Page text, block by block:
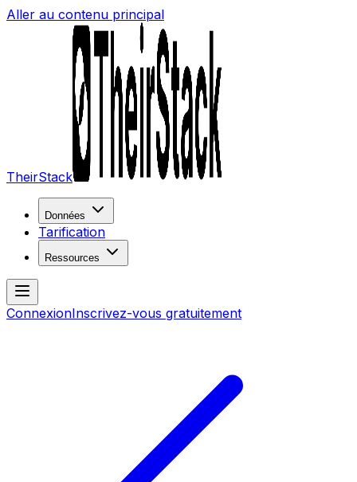
Aller au contenu principal
TheirStack
Données
Tarification
Ressources
ConnexionInscrivez-vous gratuitement